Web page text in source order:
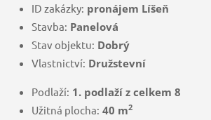
ID zakázky: pronájem Líšeň
Stavba: Panelová
Stav objektu: Dobrý
Vlastnictví: Družstevní
Podlaží: 1. podlaží z celkem 8
Užitná plocha: 40 m2